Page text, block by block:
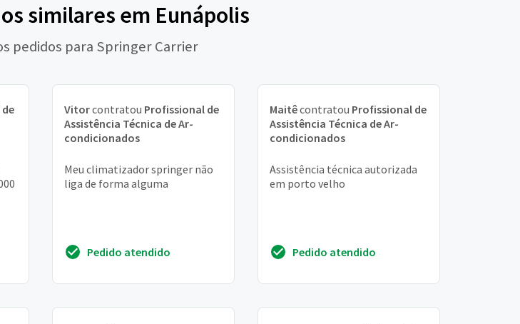
similares em Eunápolis
pedidos para Springer Carrier
Vitorcontratou Profissional de
Assistência Técnica de Ar-
condicionados
Meu climatizador springer não
liga de forma alguma
Pedido atendido
Maitêcontratou Profissional de
Assistência Técnica de Ar-
condicionados
Assistência técnica autorizada
em porto velho
Pedido atendido